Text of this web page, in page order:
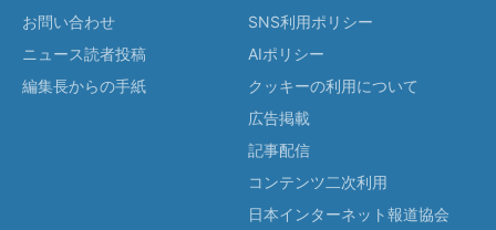
お問い合わせ
ニュース読者投稿
編集長からの手紙
SNS利用ポリシー
AIポリシー
クッキーの利用について
広告掲載
記事配信
コンテンツ二次利用
日本インターネット報道協会